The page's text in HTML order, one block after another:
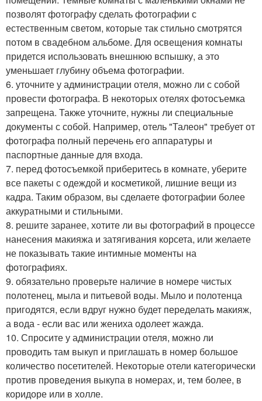
позволят фотографу сделать фотографии с
естественным светом, которые так стильно смотрятся
потом в свадебном альбоме. Для освещения комнаты
придется использовать внешнюю вспышку, а это
уменьшает глубину объема фотографии.
6. уточните у администрации отеля, можно ли с собой
провести фотографа. В некоторых отелях фотосъемка
запрещена. Также уточните, нужны ли специальные
документы с собой. Например, отель "Талеон" требует от
фотографа полный перечень его аппаратуры и
паспортные данные для входа.
7. перед фотосъемкой приберитесь в комнате, уберите
все пакеты с одеждой и косметикой, лишние вещи из
кадра. Таким образом, вы сделаете фотографии более
аккуратными и стильными.
8. решите заранее, хотите ли вы фотографий в процессе
нанесения макияжа и затягивания корсета, или желаете
не показывать такие интимные моменты на
фотографиях.
9. обязательно проверьте наличие в номере чистых
полотенец, мыла и питьевой воды. Мыло и полотенца
пригодятся, если вдруг нужно будет переделать макияж,
а вода - если вас или жениха одолеет жажда.
10. Спросите у администрации отеля, можно ли
проводить там выкуп и приглашать в номер большое
количество посетителей. Некоторые отели категорически
против проведения выкупа в номерах, и, тем более, в
коридоре или в холле.